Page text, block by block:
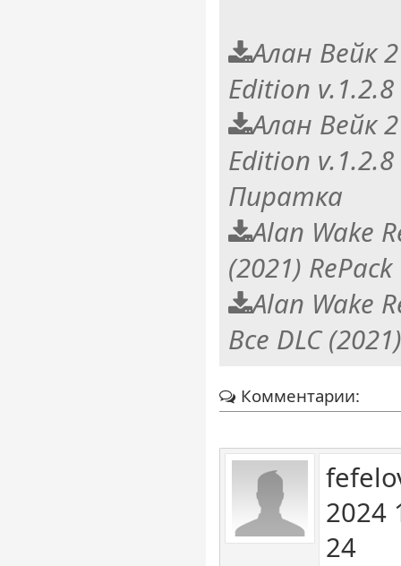
Алан Вейк
Edition v.1.2.8
Алан Вейк
Edition v.1.2.8
Пиратка
Alan Wake
(2021) RePack
Alan Wake
Все DLC
Комментарии:
2024
24